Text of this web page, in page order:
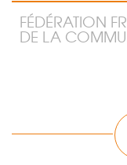
FÉDÉRATION
DE LA